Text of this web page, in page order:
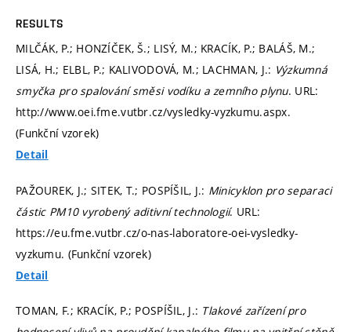
RESULTS
MILČÁK, P.; HONZÍČEK, Š.; LISÝ, M.; KRACÍK, P.; BALÁŠ, M.;
LISÁ, H.; ELBL, P.; KALIVODOVÁ, M.; LACHMAN, J.: Výzkumná
smyčka pro spalování směsi vodíku a zemního plynu. URL:
http://www.oei.fme.vutbr.cz/vysledky-vyzkumu.aspx.
(Funkční vzorek)
Detail
PAŽOUREK, J.; SITEK, T.; POSPÍŠIL, J.: Minicyklon pro separaci
částic PM10 vyrobený aditivní technologií. URL:
https://eu.fme.vutbr.cz/o-nas-laboratore-oei-vysledky-
vyzkumu. (Funkční vzorek)
Detail
TOMAN, F.; KRACÍK, P.; POSPÍŠIL, J.: Tlakové zařízení pro